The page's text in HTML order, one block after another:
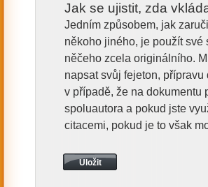
Jak se ujistit, zda
Jedním způsobem, jak
někoho jiného, je použít své
něčeho zcela originálního.
napsat svůj fejeton,
v případě, že na dokumentu
spoluautora a pokud jste
citacemi, pokud je to však